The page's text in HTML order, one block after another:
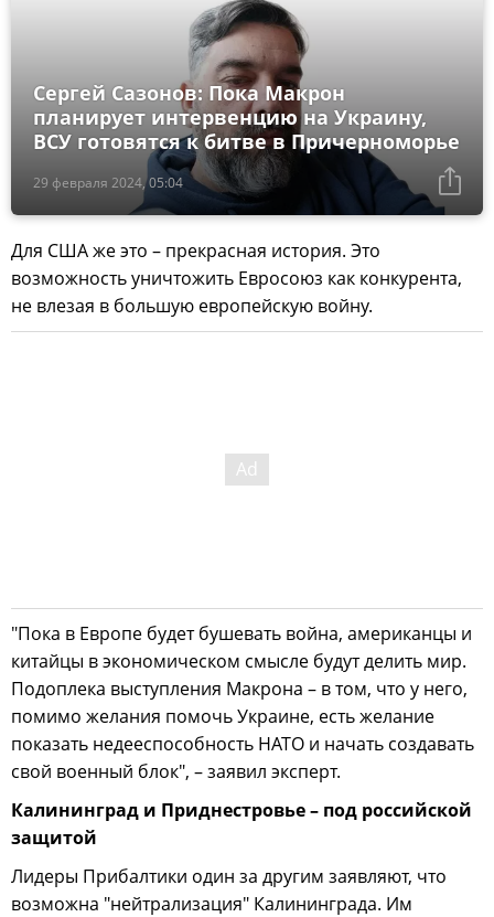
29 февраля 2024, 05:04
Сергей Сазонов: Пока Макрон
планирует интервенцию на Украину,
ВСУ готовятся к битве в Причерноморье
Для США же это – прекрасная история. Это
возможность уничтожить Евросоюз как конкурента,
не влезая в большую европейскую войну.
"Пока в Европе будет бушевать война, американцы и
китайцы в экономическом смысле будут делить мир.
Подоплека выступления Макрона – в том, что у него,
помимо желания помочь Украине, есть желание
показать недееспособность НАТО и начать создавать
свой военный блок", – заявил эксперт.
Калининград и Приднестровье – под российской
защитой
Лидеры Прибалтики один за другим заявляют, что
возможна "нейтрализация" Калининграда. Им